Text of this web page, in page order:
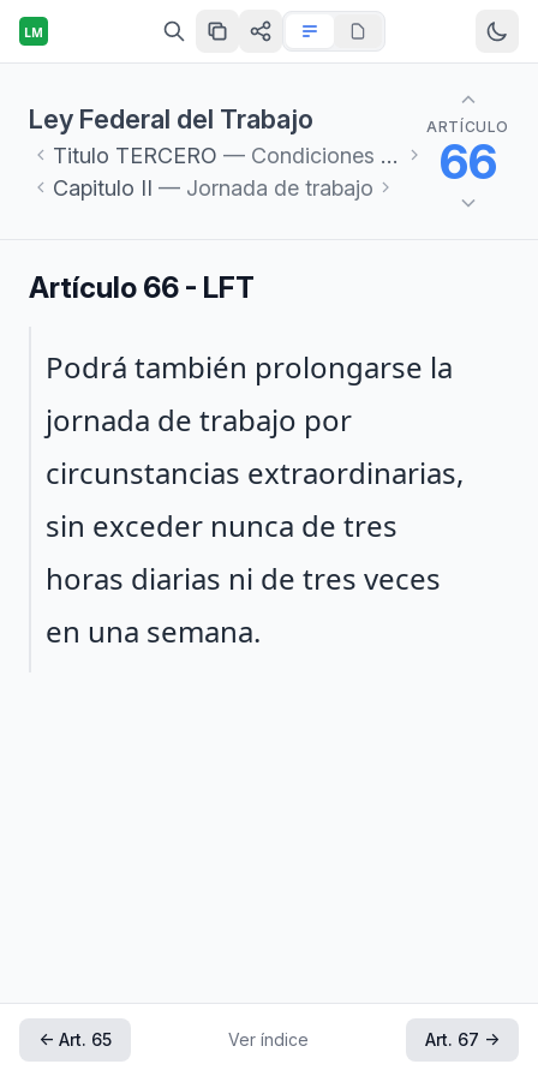
LM
Ley Federal del Trabajo
Titulo TERCERO — Condiciones de Trabajo
Capitulo II — Jornada de trabajo
ARTÍCULO
66
Artículo 66 - LFT
Párrafo 1
Podrá también prolongarse la
jornada de trabajo por
circunstancias extraordinarias,
sin exceder nunca de tres
horas diarias ni de tres veces
en una semana.
← Art. 65 Ver índice Art. 67 →